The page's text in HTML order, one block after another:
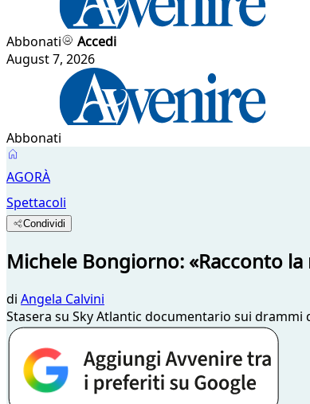
Abbonati
Accedi
August 7, 2026
Abbonati
AGORÀ
Spettacoli
Condividi
Michele Bongiorno: «Racconto
di Angela Calvini
Stasera su Sky Atlantic documentario sui